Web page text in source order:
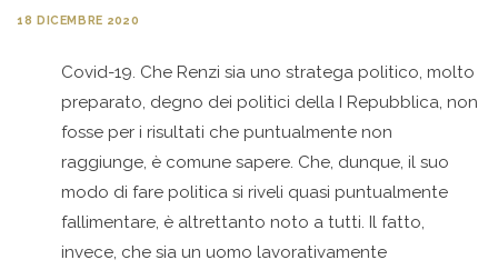
18 DICEMBRE 2020
Covid-19. Che Renzi sia uno stratega politico, molto
preparato, degno dei politici della I Repubblica, non
fosse per i risultati che puntualmente non
raggiunge, è comune sapere. Che, dunque, il suo
modo di fare politica si riveli quasi puntualmente
fallimentare, è altrettanto noto a tutti. Il fatto,
invece, che sia un uomo lavorativamente